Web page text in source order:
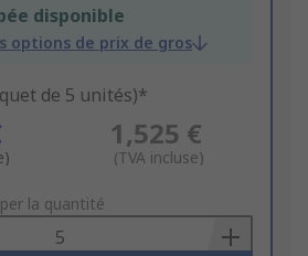
disponible
options de prix de gros
de 5 unités)*
1,525 €
(TVA incluse)
la quantité